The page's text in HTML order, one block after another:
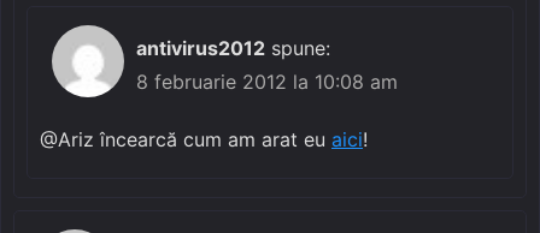
antivirus2012 spune:
8 februarie 2012 la 10:08 am
@Ariz încearcă cum am arat eu aici!